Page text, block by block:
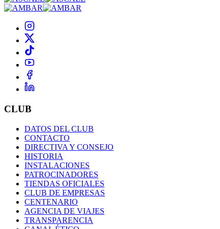
CLUB
DATOS DEL CLUB
CONTACTO
DIRECTIVA Y CONSEJO
HISTORIA
INSTALACIONES
PATROCINADORES
TIENDAS OFICIALES
CLUB DE EMPRESAS
CENTENARIO
AGENCIA DE VIAJES
TRANSPARENCIA